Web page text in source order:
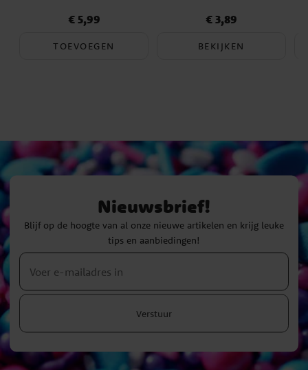
Prijs :€ 5,99
€ 5,99
TOEVOEGEN
Prijs :€ 3,89
€ 3,89
BEKIJKEN
Nieuwsbrief!
Blijf op de hoogte van al onze nieuwe artikelen en krijg leuke
tips en aanbiedingen!
Verstuur